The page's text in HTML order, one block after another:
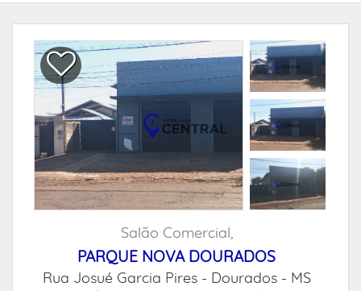
Salão Comercial,
PARQUE NOVA DOURADOS
Rua Josué Garcia Pires - Dourados - MS